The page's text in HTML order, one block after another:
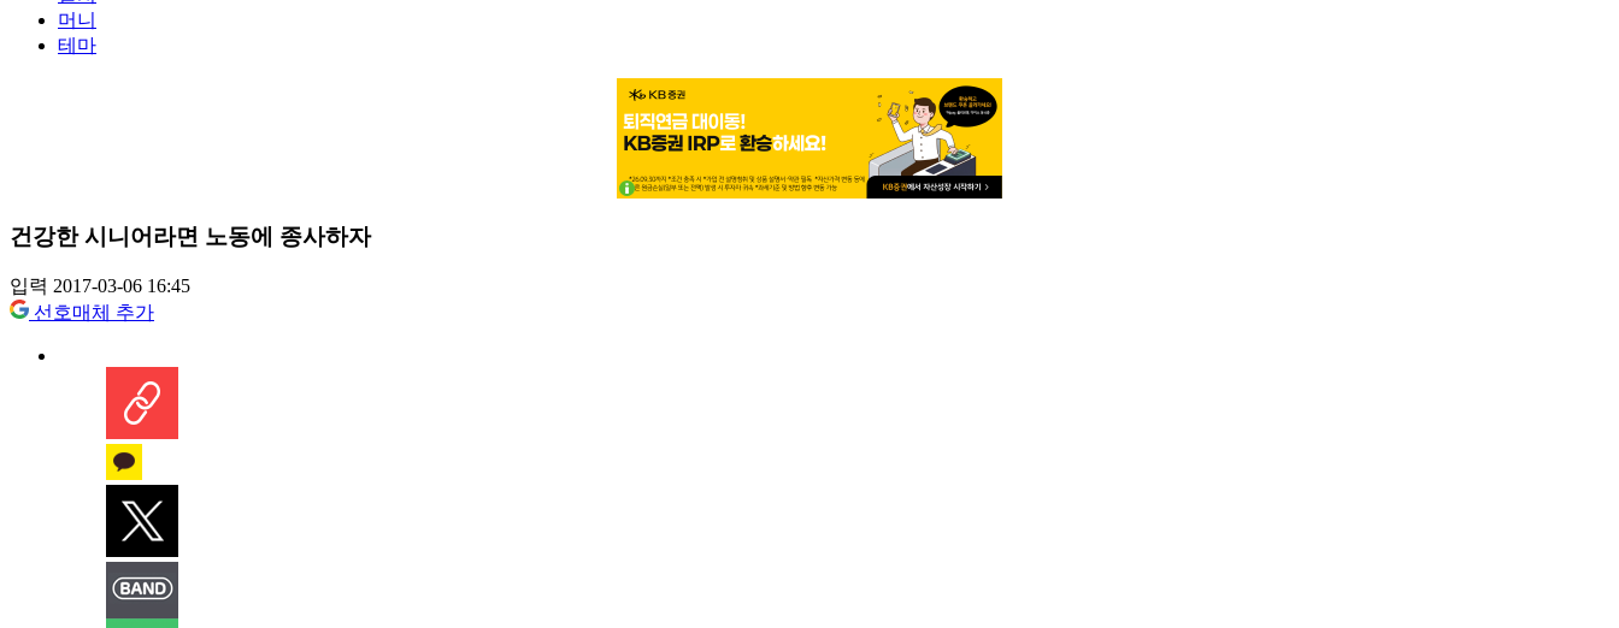
머니
테마
건강한 시니어라면 노동에 종사하자
입력 2017-03-06 16:45
선호매체 추가